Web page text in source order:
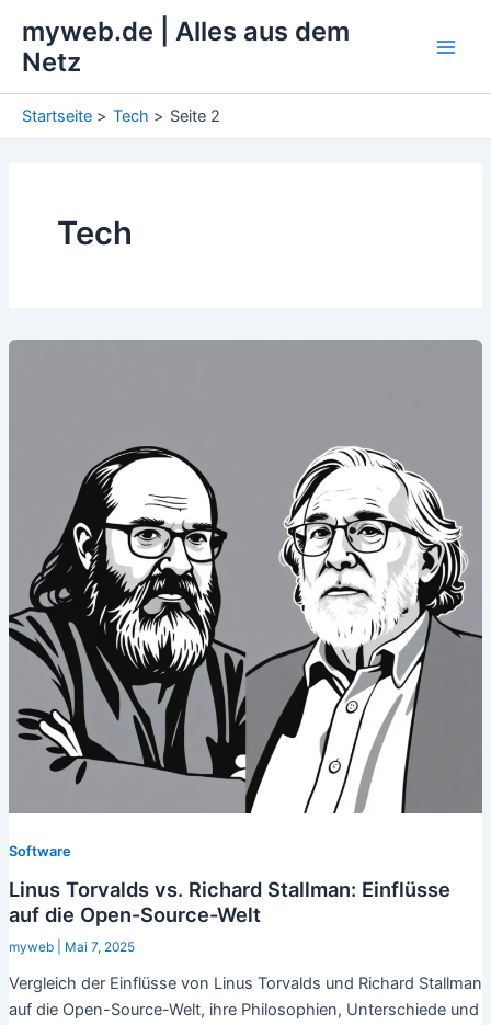
Inhalt
springen
myweb.de | Alles aus dem
Netz
Startseite Tech Seite 2
Tech
Software
Linus Torvalds vs. Richard Stallman: Einflüsse
auf die Open-Source-Welt
myweb Mai 7, 2025
Vergleich der Einflüsse von Linus Torvalds und Richard Stallman
auf die Open-Source-Welt, ihre Philosophien, Unterschiede und